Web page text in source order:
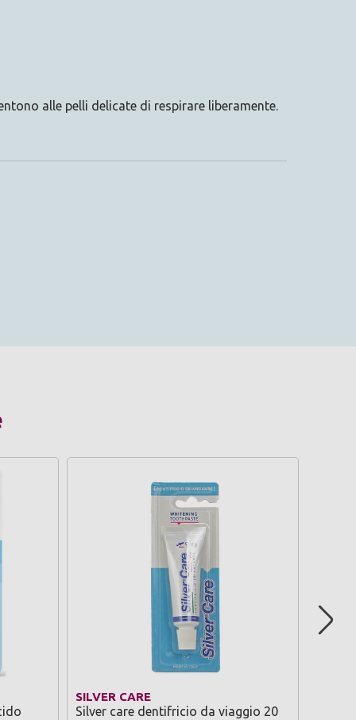
alle pelli delicate di respirare liberamente.
SILVER CARE
Silver care dentifricio da viaggio 20